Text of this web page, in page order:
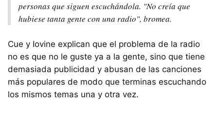
personas que siguen escuchándola. "No creía que
hubiese tanta gente con una radio", bromea.
Cue y Iovine explican que el problema de la radio
no es que no le guste ya a la gente, sino que tiene
demasiada publicidad y abusan de las canciones
más populares de modo que terminas escuchando
los mismos temas una y otra vez.